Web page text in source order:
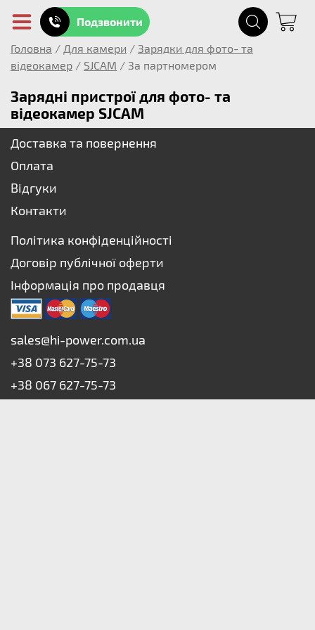
Подзвонити
Головна / Для камери / Зарядки для фото- та
відеокамер / SJCAM / За партномером
Зарядні пристрої для фото- та
відеокамер SJCAM
Доставка та повернення
Оплата
Відгуки
Контакти
Політика конфіденційності
Договір публічної оферти
Інформація про продавця
sales@hi-power.com.ua
+38 073 627-75-73
+38 067 627-75-73